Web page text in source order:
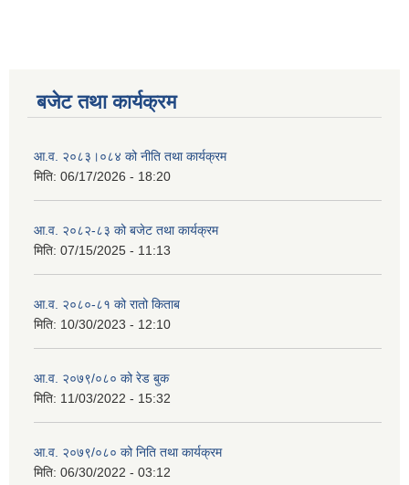
बजेट तथा कार्यक्रम
आ.व. २०८३।०८४ को नीति तथा कार्यक्रम
मिति: 06/17/2026 - 18:20
आ.व. २०८२-८३ को बजेट तथा कार्यक्रम
मिति: 07/15/2025 - 11:13
आ.व. २०८०-८१ को रातो किताब
मिति: 10/30/2023 - 12:10
आ.व. २०७९/०८० को रेड बुक
मिति: 11/03/2022 - 15:32
आ.व. २०७९/०८० को निति तथा कार्यक्रम
मिति: 06/30/2022 - 03:12